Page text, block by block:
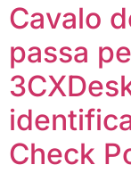
Cavalo
passa
Check